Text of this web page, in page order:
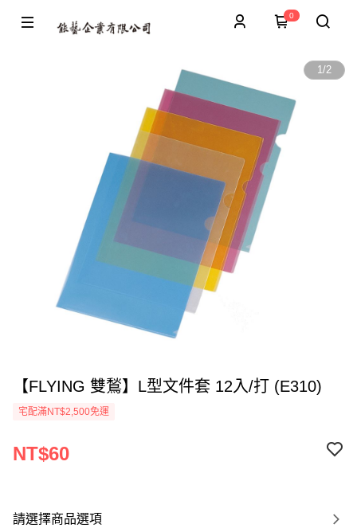
0
1/2
【FLYING 雙鶖】L型文件套 12入/打 (E310)
宅配滿NT$2,500免運
NT$60
請選擇商品選項